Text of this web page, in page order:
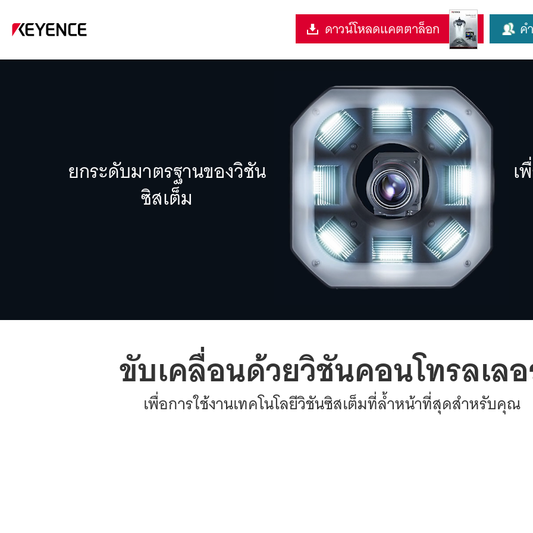
ดาวน์โหลดแคตตาล็อก ค
ขับเคลื่อนด้วยวิชันคอนโทรลเล
เพื่อการใช้งานเทคโนโลยีวิชันซิสเต็มที่ล้ำหน้าที่สุดสำหรับคุณ
ยกระดับมาตรฐานของวิชัน
ซิสเต็ม
เ